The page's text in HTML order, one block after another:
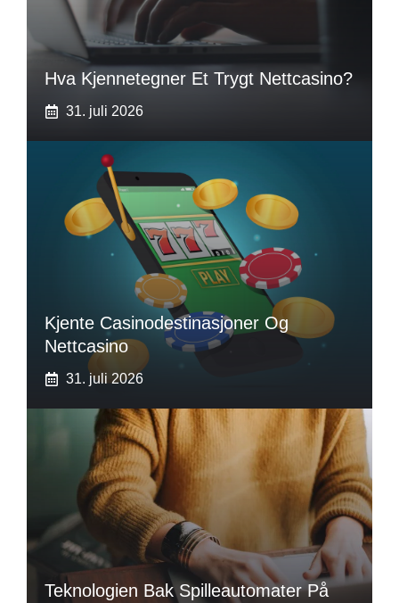
Hva Kjennetegner Et Trygt Nettcasino?
31. juli 2026
Kjente Casinodestinasjoner Og
Nettcasino
31. juli 2026
Teknologien Bak Spilleautomater På